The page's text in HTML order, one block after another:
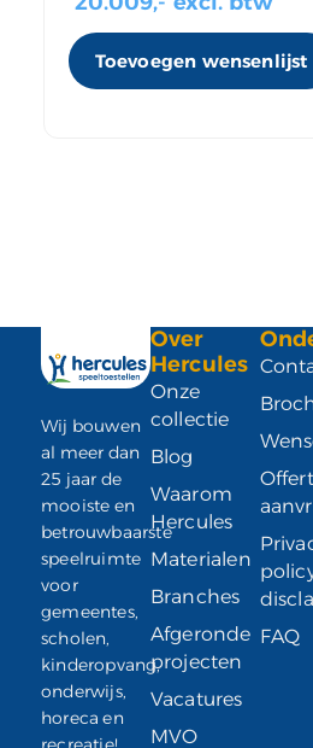
Toevoegen wensenlijst
Wij bouwen
al meer dan
25 jaar de
mooiste en
betrouwbaarste
speelruimte
voor
gemeentes,
scholen,
kinderopvang,
onderwijs,
horeca en
Over
Hercules
Onze
collectie
Blog
Waarom
Hercules
Materialen
Branches
Afgeronde
projecten
Vacatures
MVO
FAQ